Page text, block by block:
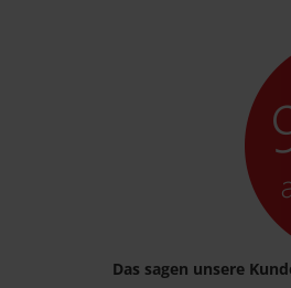
Das sagen unsere